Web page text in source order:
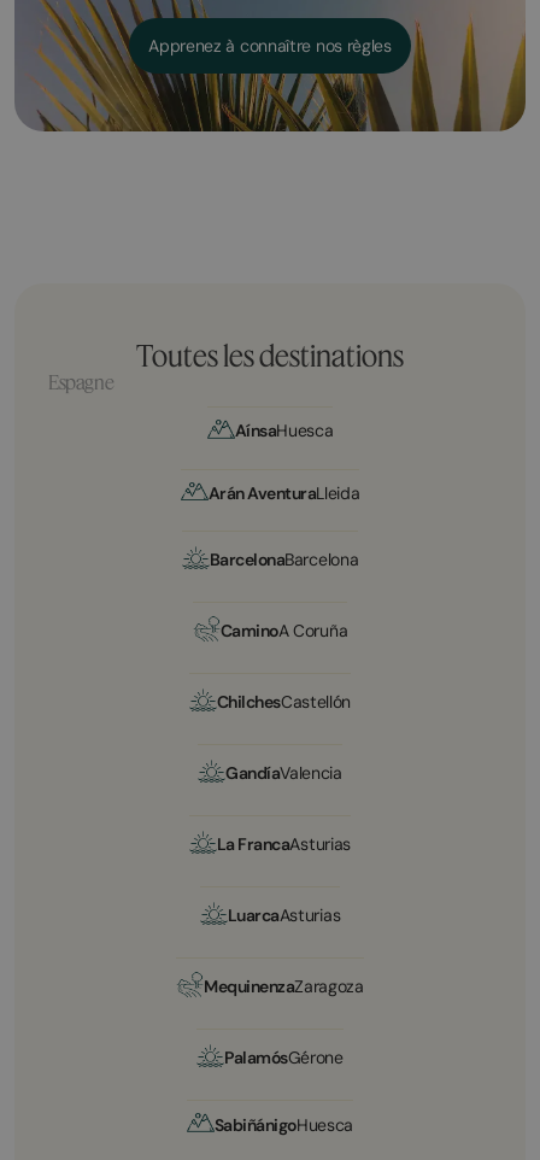
Apprenez à connaître nos règles
Toutes les destinations
Espagne
AínsaHuesca
Arán AventuraLleida
BarcelonaBarcelona
CaminoA Coruña
ChilchesCastellón
GandíaValencia
La FrancaAsturias
LuarcaAsturias
MequinenzaZaragoza
PalamósGérone
SabiñánigoHuesca